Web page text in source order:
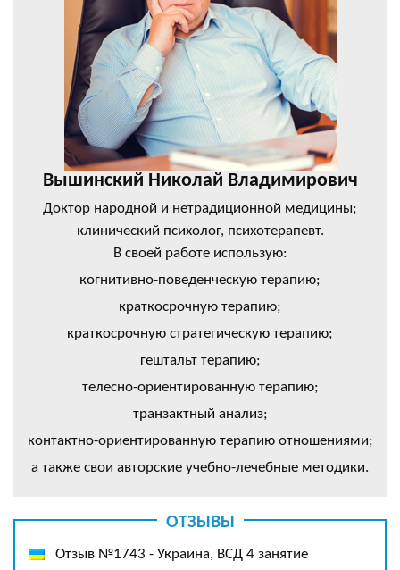
Вышинский Николай Владимирович
Доктор народной и нетрадиционной медицины;
клинический психолог, психотерапевт.
В своей работе использую:
когнитивно-поведенческую терапию;
краткосрочную терапию;
краткосрочную стратегическую терапию;
гештальт терапию;
телесно-ориентированную терапию;
транзактный анализ;
контактно-ориентированную терапию отношениями;
а также свои авторские учебно-лечебные методики.
ОТЗЫВЫ
Отзыв №1743 - Украина, ВСД 4 занятие